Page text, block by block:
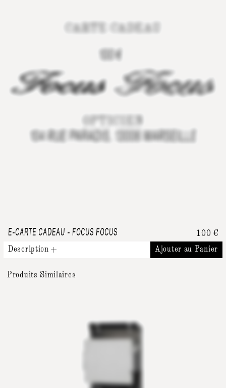
E-CARTE CADEAU - FOCUS FOCUS
Description
100 €
Ajouter au Panier
Produits Similaires